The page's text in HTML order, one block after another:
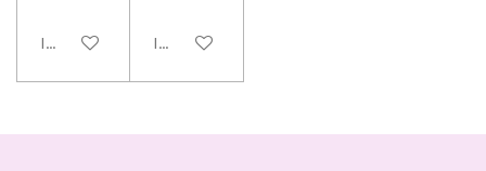
In winkelwagenIn winkelwagen